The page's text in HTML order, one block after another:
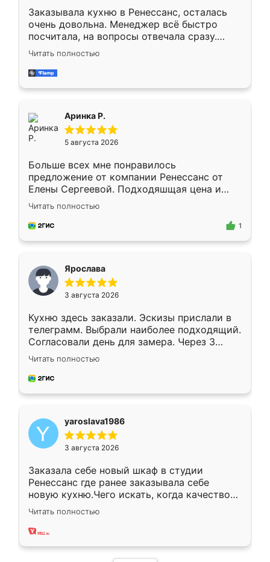
Заказывала кухню в Ренессанс, осталась
очень довольна. Менеджер всё быстро
посчитала, на вопросы отвечала сразу.
Замерщик приехал в субботу, подошёл к
делу со всей ответственностью. Собрали
за день, ребята работали аккуратно, даже
Читать полностью
Аринка Р.
5 августа 2026
Больше всех мне понравилось
предложение от компании Ренессанс от
Елены Сергеевой. Подходяшщая цена и
короткие сроки изготовления. Приехавший
для замера сотрудник Владислав
предложил по моему эскизу самый
Читать полностью
1
Ярослава
3 августа 2026
Кухню здесь заказали. Эскизы прислали в
телеграмм. Выбрали наиболее подходящий.
Согласовали день для замера. Через 3
недели кухня была уже готова. Остались
довольны работой. Спасибо Ренессанс
мебель за качественную работу!
Читать полностью
yaroslava1986
3 августа 2026
Заказала себе новый шкаф в студии
Ренессанс где ранее заказывала себе
новую кухню.Чего искать, когда качеством
вполне довольна. Служит кухня уже почти
два года, нареканий нет.
Читать полностью